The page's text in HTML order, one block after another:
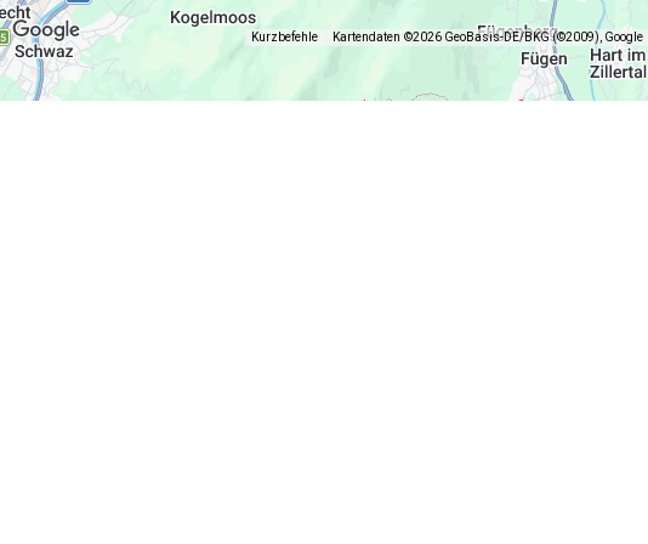
Kurzbefehle Kartendaten ©2026 GeoBasis-DE/BKG (©2009), Google